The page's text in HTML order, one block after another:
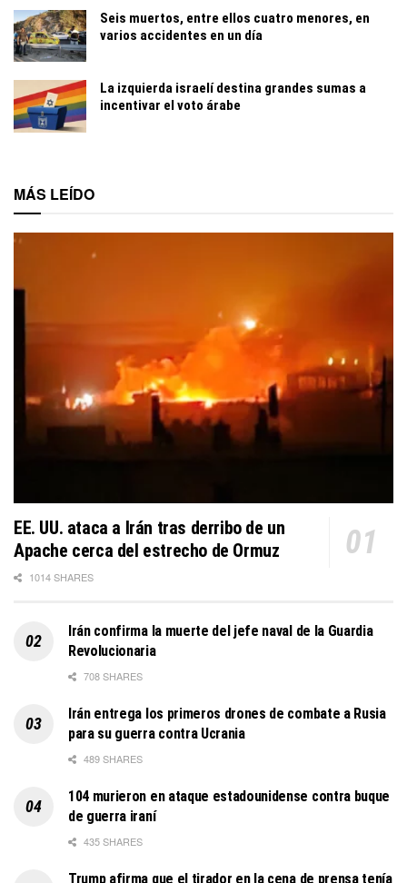
Seis muertos, entre ellos cuatro menores, en
varios accidentes en un día
La izquierda israelí destina grandes sumas a
incentivar el voto árabe
MÁS LEÍDO
EE. UU. ataca a Irán tras derribo de un
Apache cerca del estrecho de Ormuz
1014 SHARES
Irán confirma la muerte del jefe naval de la Guardia
Revolucionaria
708 SHARES
Irán entrega los primeros drones de combate a Rusia
para su guerra contra Ucrania
489 SHARES
104 murieron en ataque estadounidense contra buque
de guerra iraní
435 SHARES
Trump afirma que el tirador en la cena de prensa tenía